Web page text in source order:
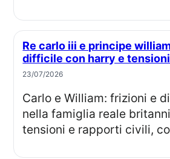
Re carlo iii e principe william rapporto
difficile con harry e
23/07/2026
Carlo e William: frizioni e divergenze
nella famiglia reale
tensioni e rapporti civili,